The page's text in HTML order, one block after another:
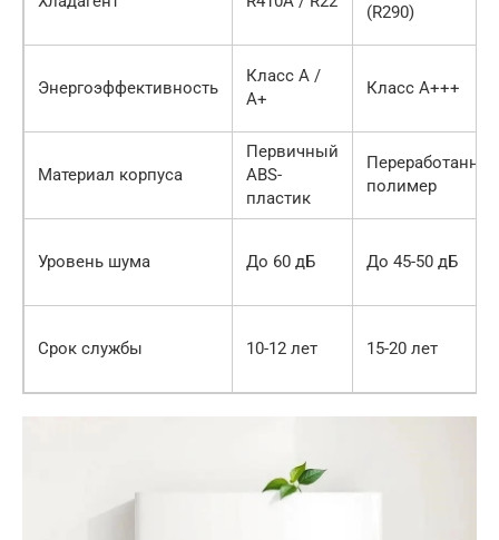
(R290)
Энергоэффективность
Класс A /
A+
Класс A+++
Материал корпуса
Первичный
ABS-
пластик
полимер
Уровень шума До 60 дБ До 45-50 дБ
Срок службы 10-12 лет 15-20 лет